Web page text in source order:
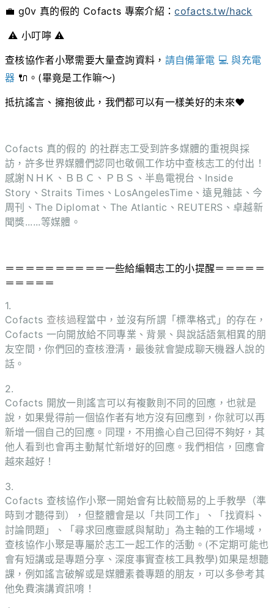
💼 g0v 真的假的 Cofacts 專案介紹：cofacts.tw/hack
⚠️ 小叮嚀 ⚠️
查核協作者小聚需要大量查詢資料， 請自備筆電 💻 與充電
器 🔌。(畢竟是工作嘛～)
抵抗謠言、擁抱彼此，我們都可以有一樣美好的未來❤️
Cofacts 真的假的 的社群志工受到許多媒體的重視與採
訪，許多世界媒體們認同也敬佩工作坊中查核志工的付出！
感謝ＮＨＫ、ＢＢＣ、ＰＢＳ、半島電視台、Inside
Story、Straits Times、LosAngelesTime、遠見雜誌、今
周刊、The Diplomat、The Atlantic、REUTERS、卓越新
聞獎......等媒體。
＝＝＝＝＝＝＝＝＝＝一些給編輯志工的小提醒＝＝＝＝＝
＝＝＝＝＝
1.
Cofacts 查核過程當中，並沒有所謂「標準格式」的存在，
Cofacts 一向開放給不同專業、背景、與說話語氣相異的朋
友空間，你們回的查核澄清，最後就會變成聊天機器人說的
話。
2.
Cofacts 開放一則謠言可以有複數則不同的回應，也就是
說，如果覺得前一個協作者有地方沒有回應到，你就可以再
新增一個自己的回應。同理，不用擔心自己回得不夠好，其
他人看到也會再主動幫忙新增好的回應。我們相信，回應會
越來越好！
3.
Cofacts 查核協作小聚一開始會有比較簡易的上手教學（準
時到才聽得到），但整體會是以「共同工作」、「找資料、
討論問題」、「尋求回應靈感與幫助」為主軸的工作場域，
查核協作小聚是專屬於志工一起工作的活動。(不定期可能也
會有短講或是專題分享、深度事實查核工具教學)如果是想聽
課，例如謠言破解或是媒體素養專題的朋友，可以多參考其
他免費演講資訊唷！